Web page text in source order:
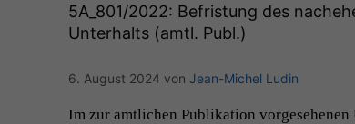
5A_801/2022: Befristung des
Unterhalts (amtl. Publ.)
6. August 2024 von Jean-Michel Ludin
Im zur amtlichen Pub­lika­tion vorge­se­henen